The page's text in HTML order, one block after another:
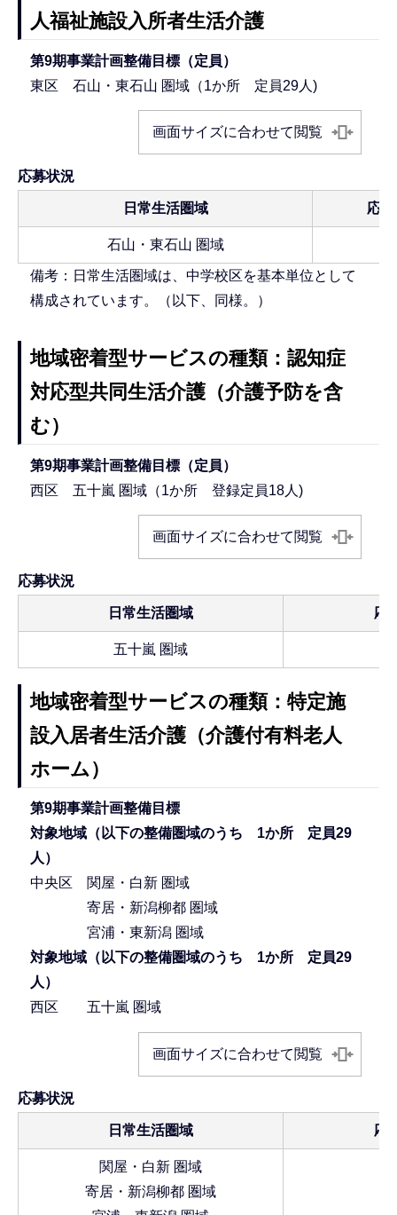
人福祉施設入所者生活介護
第9期事業計画整備目標（定員）
東区 石山・東石山 圏域（1か所 定員29人)
画面サイズに合わせて閲覧
応募状
日常生活圏域
石山・東石山 圏域
備考：日常生活圏域は、中学校区を基本単位として
構成されています。（以下、同様。）
地域密着型サービスの種類：認知症
対応型共同生活介護（介護予防を含
む）
第9期事業計画整備目標（定員）
西区 五十嵐 圏域（1か所 登録定員18人)
画面サイズに合わせて閲覧
応募状況
日常生活圏域 応
五十嵐 圏域
地域密着型サービスの種類：特定施
設入居者生活介護（介護付有料老人
ホーム）
第9期事業計画整備目標
対象地域（以下の整備圏域のうち 1か所 定員29
人）
中央区 関屋・白新 圏域
寄居・新潟柳都 圏域
宮浦・東新潟 圏域
対象地域（以下の整備圏域のうち 1か所 定員29
人）
西区 五十嵐 圏域
画面サイズに合わせて閲覧
応募状
日常生活圏域 応
関屋・白新 圏域
寄居・新潟柳都 圏域